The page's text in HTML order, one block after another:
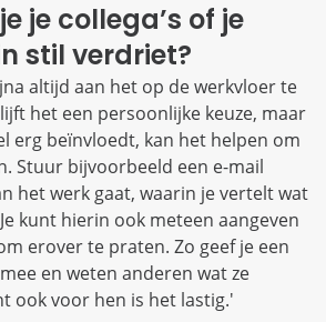
je collega’s of je
stil verdriet?
altijd aan het op de werkvloer te
het een persoonlijke keuze, maar
erg beïnvloedt, kan het helpen om
Stuur bijvoorbeeld een e-mail
het werk gaat, waarin je vertelt wat
kunt hierin ook meteen aangeven
erover te praten. Zo geef je een
en weten anderen wat ze
ook voor hen is het lastig.'